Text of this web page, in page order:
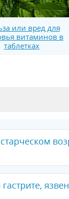
или вред для
витаминов в
таблетках